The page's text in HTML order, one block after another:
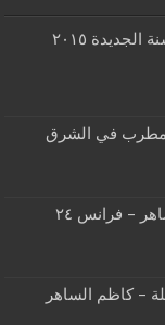
٢٠١٥
مطرب في الشرق
– فرانس ٢٤
– كاظم الساهر